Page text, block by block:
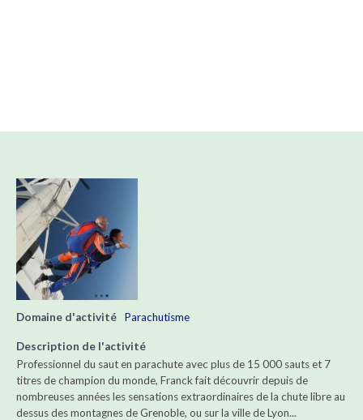
Domaine d'activité Parachutisme
Description de l'activité
Professionnel du saut en parachute avec plus de 15 000 sauts et 7
titres de champion du monde, Franck fait découvrir depuis de
nombreuses années les sensations extraordinaires de la chute libre au
dessus des montagnes de Grenoble, ou sur la ville de Lyon...